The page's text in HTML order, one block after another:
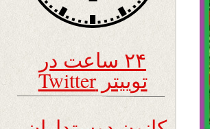
۲۴ ساعت در
توییتر Twitter